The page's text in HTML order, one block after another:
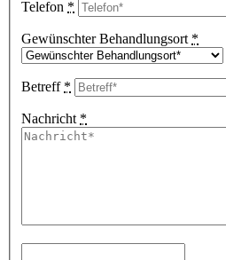
Telefon *
Gewünschter Behandlungsort *
Betreff *
Nachricht *